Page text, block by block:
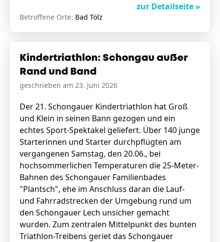
zur Detailseite »
Betroffene Orte: Bad Tölz
Kindertriathlon: Schongau außer
Rand und Band
geschrieben am 23. Juni 2026
Der 21. Schongauer Kindertriathlon hat Groß
und Klein in seinen Bann gezogen und ein
echtes Sport-Spektakel geliefert. Über 140 junge
Starterinnen und Starter durchpflügten am
vergangenen Samstag, den 20.06., bei
hochsommerlichen Temperaturen die 25-Meter-
Bahnen des Schongauer Familienbades
"Plantsch", ehe im Anschluss daran die Lauf-
und Fahrradstrecken der Umgebung rund um
den Schongauer Lech unsicher gemacht
wurden. Zum zentralen Mittelpunkt des bunten
Triathlon-Treibens geriet das Schongauer